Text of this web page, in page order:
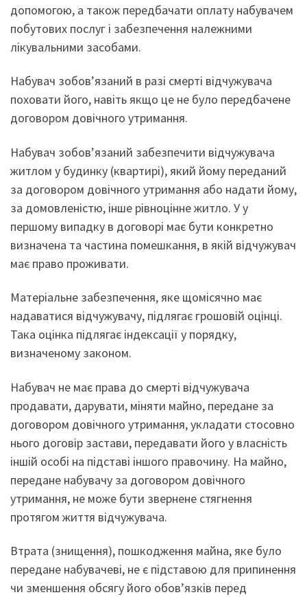
допомогою, а також передбачати оплату набувачем
побутових послуг і забезпечення належними
лікувальними засобами.
Набувач зобов’язаний в разі смерті відчужувача
поховати його, навіть якщо це не було передбачене
договором довічного утримання.
Набувач зобов’язаний забезпечити відчужувача
житлом у будинку (квартирі), який йому переданий
за договором довічного утримання або надати йому,
за домовленістю, інше рівноцінне житло. У у
першому випадку в договорі має бути конкретно
визначена та частина помешкання, в якій відчужувач
має право проживати.
Матеріальне забезпечення, яке щомісячно має
надаватися відчужувачу, підлягає грошовій оцінці.
Така оцінка підлягає індексації у порядку,
визначеному законом.
Набувач не має права до смерті відчужувача
продавати, дарувати, міняти майно, передане за
договором довічного утримання, укладати стосовно
нього договір застави, передавати його у власність
іншій особі на підставі іншого правочину. На майно,
передане набувачу за договором довічного
утримання, не може бути звернене стягнення
протягом життя відчужувача.
Втрата (знищення), пошкодження майна, яке було
передане набувачеві, не є підставою для припинення
чи зменшення обсягу його обов’язків перед